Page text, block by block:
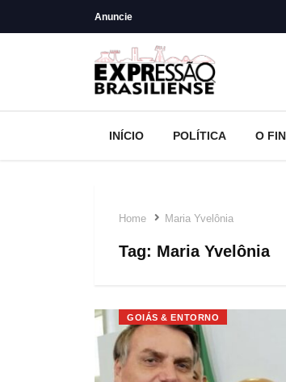
Anuncie
INÍCIO POLÍTICA O
Home Maria Yvelônia
Tag: Maria Yvelônia
GOIÁS & ENTORNO